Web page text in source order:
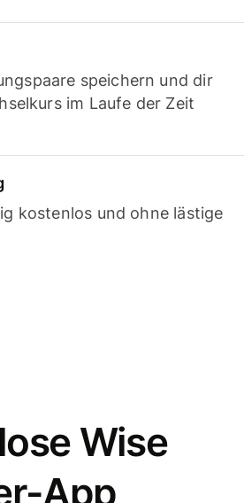
speichern und dir
im Laufe der Zeit
kostenlos und ohne lästige
Wise
App